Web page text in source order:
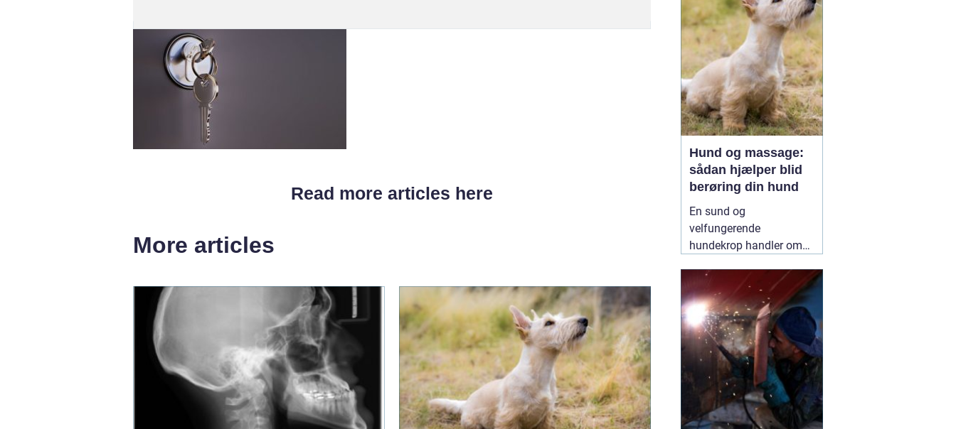
Read more articles here
More articles
undersøgelsesform i
forbindelse med ulykker,
smerter i led eller ryg, e...
Hund og massage:
sådan hjælper blid
berøring din hund
En sund og
velfungerende
hundekrop handler om
og legetid. Mange
hundeejere oplever, at
deres hund bliver stiv,
øm eller ændrer adfærd
uden en tydelig årsag.
Her kan12 May 2026